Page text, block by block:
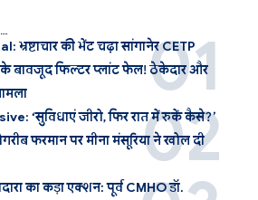
भ्रष्टाचार की भेंट चढ़ा सांगानेर CETP
के बावजूद फिल्टर प्लांट फेल! ठेकेदार और
‘सुविधाएं जीरो, फिर रात में रुकें कैसे?’
फरमान पर मीना मंसूरिया ने खोल दी
का कड़ा एक्शन: पूर्व CMHO डॉ.